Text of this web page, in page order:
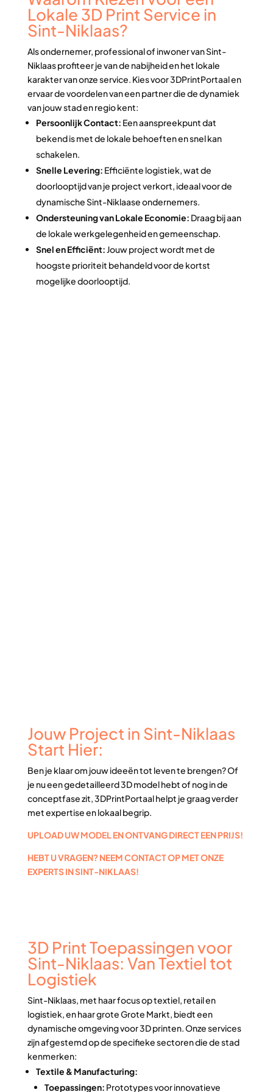
Lokale 3D Print Service in
Sint-Niklaas?
Als ondernemer, professional of inwoner van Sint-
Niklaas profiteer je van de nabijheid en het lokale
karakter van onze service. Kies voor 3DPrintPortaal en
ervaar de voordelen van een partner die de dynamiek
van jouw stad en regio kent:
Persoonlijk Contact: Een aanspreekpunt dat
bekend is met de lokale behoeften en snel kan
schakelen.
Snelle Levering: Efficiënte logistiek, wat de
doorlooptijd van je project verkort, ideaal voor de
dynamische Sint-Niklaase ondernemers.
Ondersteuning van Lokale Economie: Draag bij aan
de lokale werkgelegenheid en gemeenschap.
Snel en Efficiënt:Jouw project wordt met de
hoogste prioriteit behandeld voor de kortst
mogelijke doorlooptijd.
Jouw Project in Sint-Niklaas
Start Hier:
Ben je klaar om jouw ideeën tot leven te brengen? Of
je nu een gedetailleerd 3D model hebt of nog in de
conceptfase zit, 3DPrintPortaal helpt je graag verder
met expertise en lokaal begrip.
UPLOAD UW MODEL EN ONTVANG DIRECT EEN PRIJS!
HEBT U VRAGEN? NEEM CONTACT OP MET ONZE
EXPERTS IN SINT-NIKLAAS!
3D Print Toepassingen voor
Sint-Niklaas: Van Textiel tot
Logistiek
Sint-Niklaas, met haar focus op textiel, retail en
logistiek, en haar grote Grote Markt, biedt een
dynamische omgeving voor 3D printen. Onze services
zijn afgestemd op de specifieke sectoren die de stad
kenmerken:
Textile & Manufacturing:
Toepassingen: Prototypes voor innovatieve